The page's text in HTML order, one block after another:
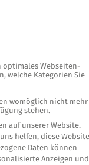
beson­ders
optimales Webseiten-
welche Kategorien Sie
womöglich nicht mehr
stehen.
auf unserer Website.
helfen, diese Website
Daten können
Anzeigen und